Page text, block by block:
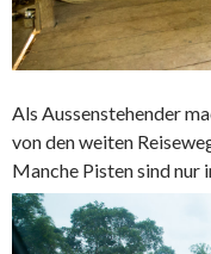
Als Aussenstehender
von den weiten
Manche Pisten sind nur